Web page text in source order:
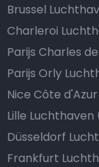
Brussel
Charleroi
Parijs Charles
Parijs Orly
Nice Côte
Lille Luchthaven
Düsseldorf
Frankfurt